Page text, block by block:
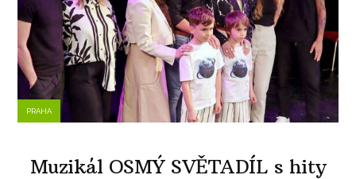
PRAHA
Muzikál OSMÝ SVĚTADÍL s hity